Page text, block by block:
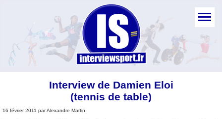
Interview de Damien Eloi
(tennis de table)
16 février 2011 par Alexandre Martin